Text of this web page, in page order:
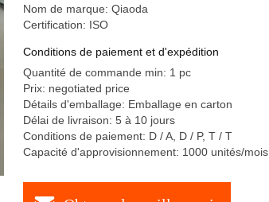
Nom de marque: Qiaoda
Certification: ISO
Conditions de paiement et d'expédition
Quantité de commande min: 1 pc
Prix: negotiated price
Détails d'emballage: Emballage en carton
Délai de livraison: 5 à 10 jours
Conditions de paiement: D / A, D / P, T / T
Capacité d'approvisionnement: 1000 unités/mois